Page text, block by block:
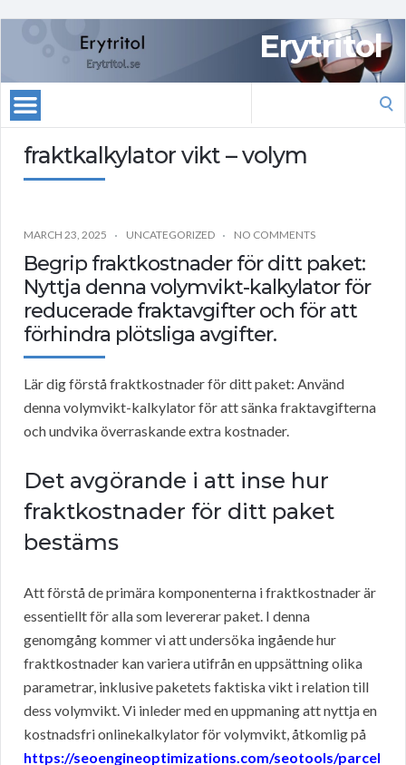
Erytritol
fraktkalkylator vikt – volym
MARCH 23, 2025 UNCATEGORIZED NO COMMENTS
Begrip fraktkostnader för ditt paket:
Nyttja denna volymvikt-kalkylator för
reducerade fraktavgifter och för att
förhindra plötsliga avgifter.
Lär dig förstå fraktkostnader för ditt paket: Använd
denna volymvikt-kalkylator för att sänka fraktavgifterna
och undvika överraskande extra kostnader.
Det avgörande i att inse hur
fraktkostnader för ditt paket
bestäms
Att förstå de primära komponenterna i fraktkostnader är
essentiellt för alla som levererar paket. I denna
genomgång kommer vi att undersöka ingående hur
fraktkostnader kan variera utifrån en uppsättning olika
parametrar, inklusive paketets faktiska vikt i relation till
dess volymvikt. Vi inleder med en uppmaning att nyttja en
kostnadsfri onlinekalkylator för volymvikt, åtkomlig på
https://seoengineoptimizations.com/seotools/parcel